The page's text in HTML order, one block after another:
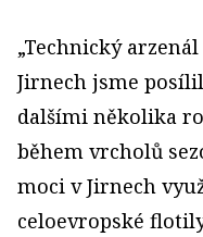
„Technický
Jirnech jsme
dalšími několika
během vrcholů
moci v Jirnech
celoevropské